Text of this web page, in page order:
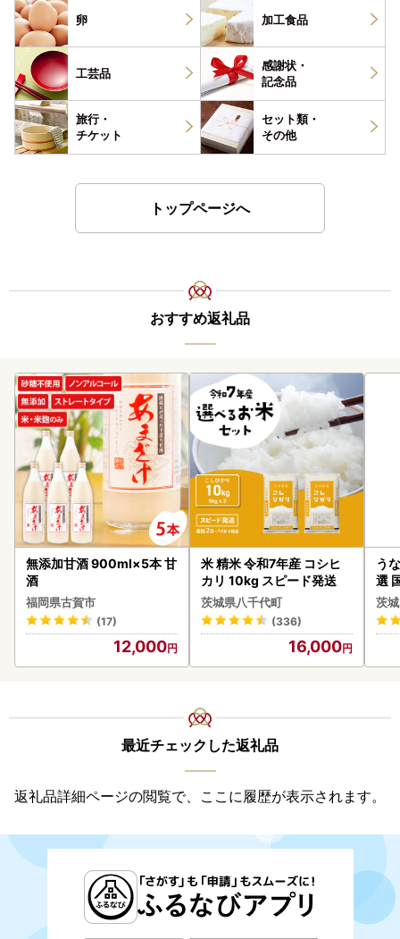
卵 加工食品
工芸品
感謝状・
記念品
旅行・
チケット
セット類・
その他
トップページへ
おすすめ返礼品
無添加甘酒 900ml×5本 甘
酒
福岡県古賀市
(17)
12,000
米 精米 令和7年産 コシヒ
カリ 10kg スピード発送
茨城県八千代町
(336)
16,000
う
選
付
あ
人
茨
最近チェックした返礼品
返礼品詳細ページの閲覧で、ここに履歴が表示されます。